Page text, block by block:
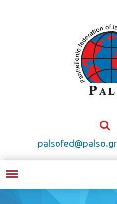
palsofed@palso.gr